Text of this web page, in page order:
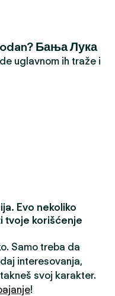
Бања Лука
uglavnom ih traže i
Evo nekoliko
tvoje korišćenje
Samo treba da
interesovanja,
svoj karakter.
!